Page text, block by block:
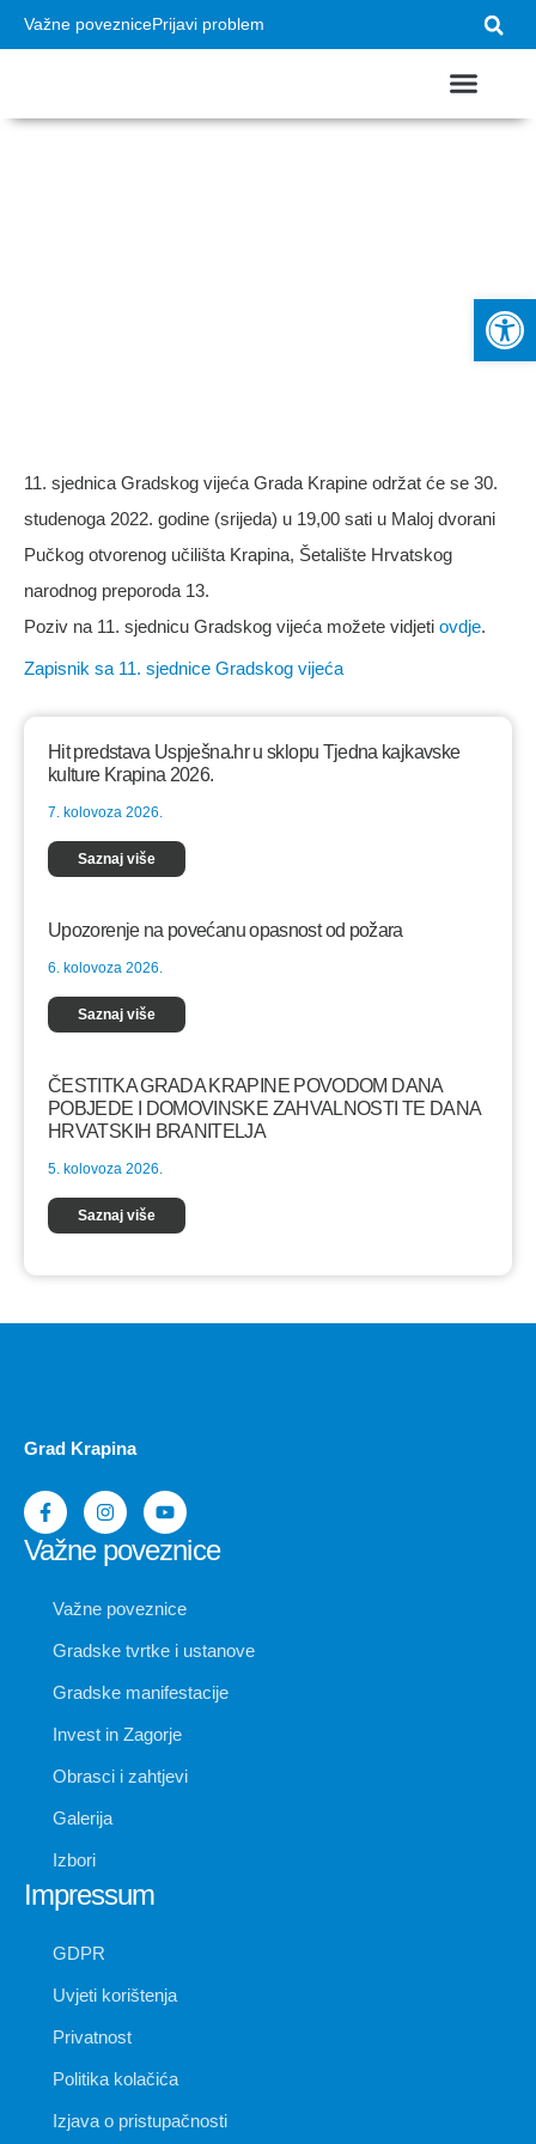
Važne poveznicePrijavi problem
11. sjednica Gradskog vijeća Grada Krapine održat će se 30.
studenoga 2022. godine (srijeda) u 19,00 sati u Maloj dvorani
Pučkog otvorenog učilišta Krapina, Šetalište Hrvatskog
narodnog preporoda 13.
Poziv na 11. sjednicu Gradskog vijeća možete vidjeti ovdje.
Zapisnik sa 11. sjednice Gradskog vijeća
Hit predstava Uspješna.hr u sklopu Tjedna kajkavske
kulture Krapina 2026.
7. kolovoza 2026.
Saznaj više
Upozorenje na povećanu opasnost od požara
6. kolovoza 2026.
Saznaj više
ČESTITKA GRADA KRAPINE POVODOM DANA
POBJEDE I DOMOVINSKE ZAHVALNOSTI TE DANA
HRVATSKIH BRANITELJA
5. kolovoza 2026.
Saznaj više
Grad Krapina
Važne poveznice
Važne poveznice
Gradske tvrtke i ustanove
Gradske manifestacije
Invest in Zagorje
Obrasci i zahtjevi
Galerija
Izbori
Impressum
GDPR
Uvjeti korištenja
Privatnost
Politika kolačića
Izjava o pristupačnosti